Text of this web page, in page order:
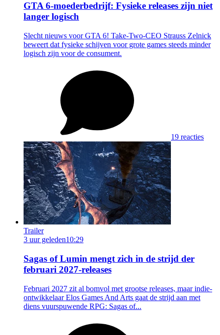
GTA 6-moederbedrijf: Fysieke releases zijn niet
langer logisch
Slecht nieuws voor GTA 6! Take-Two-CEO Strauss Zelnick
beweert dat fysieke schijven voor grote games steeds minder
logisch zijn voor de consument.
19 reacties
Trailer
3 uur geleden10:29
Sagas of Lumin mengt zich in de strijd der
februari 2027-releases
Februari 2027 zit al bomvol met grootse releases, maar indie-
ontwikkelaar Elos Games And Arts gaat de strijd aan met
diens vuurspuwende RPG: Sagas of...